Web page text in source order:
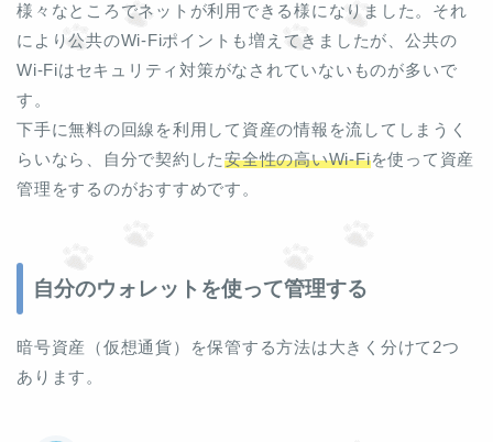
様々なところでネットが利用できる様になりました。それ
により公共のWi-Fiポイントも増えてきましたが、公共の
Wi-Fiはセキュリティ対策がなされていないものが多いで
す。
下手に無料の回線を利用して資産の情報を流してしまうく
らいなら、自分で契約した安全性の高いWi-Fiを使って資産
管理をするのがおすすめです。
自分のウォレットを使って管理する
暗号資産（仮想通貨）を保管する方法は大きく分けて2つ
あります。